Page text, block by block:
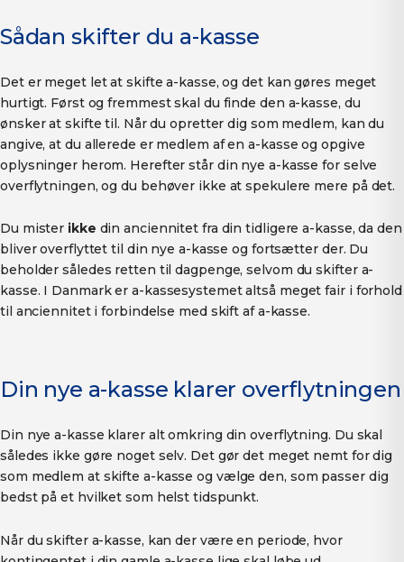
Sådan skifter du a-kasse
Det er meget let at skifte a-kasse, og det kan gøres meget
hurtigt. Først og fremmest skal du finde den a-kasse, du
ønsker at skifte til. Når du opretter dig som medlem, kan du
angive, at du allerede er medlem af en a-kasse og opgive
oplysninger herom. Herefter står din nye a-kasse for selve
overflytningen, og du behøver ikke at spekulere mere på det.
Du mister ikke din anciennitet fra din tidligere a-kasse, da den
bliver overflyttet til din nye a-kasse og fortsætter der. Du
beholder således retten til dagpenge, selvom du skifter a-
kasse. I Danmark er a-kassesystemet altså meget fair i forhold
til anciennitet i forbindelse med skift af a-kasse.
Din nye a-kasse klarer overflytningen
Din nye a-kasse klarer alt omkring din overflytning. Du skal
således ikke gøre noget selv. Det gør det meget nemt for dig
som medlem at skifte a-kasse og vælge den, som passer dig
bedst på et hvilket som helst tidspunkt.
Når du skifter a-kasse, kan der være en periode, hvor